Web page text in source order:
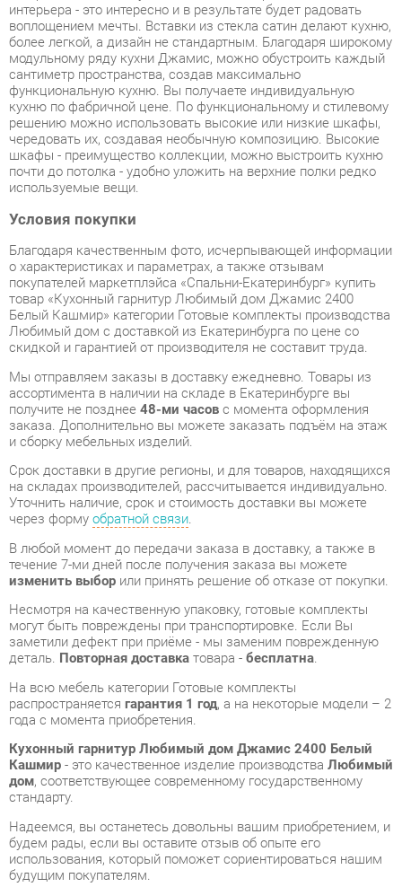
сантиметр пространства, создав максимально
функциональную кухню. Вы получаете индивидуальную
кухню по фабричной цене. По функциональному и стилевому
решению можно использовать высокие или низкие шкафы,
чередовать их, создавая необычную композицию. Высокие
шкафы - преимущество коллекции, можно выстроить кухню
почти до потолка - удобно уложить на верхние полки редко
используемые вещи.
Условия покупки
Благодаря качественным фото, исчерпывающей информации
о характеристиках и параметрах, а также отзывам
товар «Кухонный гарнитур Любимый дом Джамис 2400
Любимый дом с доставкой из Екатеринбурга по цене со
скидкой и гарантией от производителя не составит труда.
Мы отправляем заказы в доставку ежедневно. Товары из
ассортимента в наличии на складе в Екатеринбурге вы
получите не позднее48-ми часовс момента оформления
заказа. Дополнительно вы можете заказать подъём на этаж
и сборку мебельных изделий.
Срок доставки в другие регионы, и для товаров, находящихся
на складах производителей, рассчитывается индивидуально.
Уточнить наличие, срок и стоимость доставки вы можете
через формуобратной связи.
В любой момент до передачи заказа в доставку, а также в
течение 7-ми дней после получения заказа вы можете
изменить выборили принять решение об отказе от покупки.
Несмотря на качественную упаковку, готовые комплекты
заметили дефект при приёме - мы заменим поврежденную
деталь.Повторная доставкатовара -бесплатна.
распространяетсягарантия 1 год, а на некоторые модели – 2
года с момента приобретения.
Кухонный гарнитур Любимый дом Джамис 2400 Белый
- это качественное изделие производства
дом, соответствующее современному государственному
стандарту.
Надеемся, вы останетесь довольны вашим приобретением, и
будем рады, если вы оставите отзыв об опыте его
использования, который поможет сориентироваться нашим
будущим покупателям.
Кроме формы
консультацию, фото и видеообзор продукции вы можете по
e-mail, телефону в Екатеринбурге и через мессенджеры
Telegram и WhatsApp.
Готовые комплекты также можно сравнить между собой в